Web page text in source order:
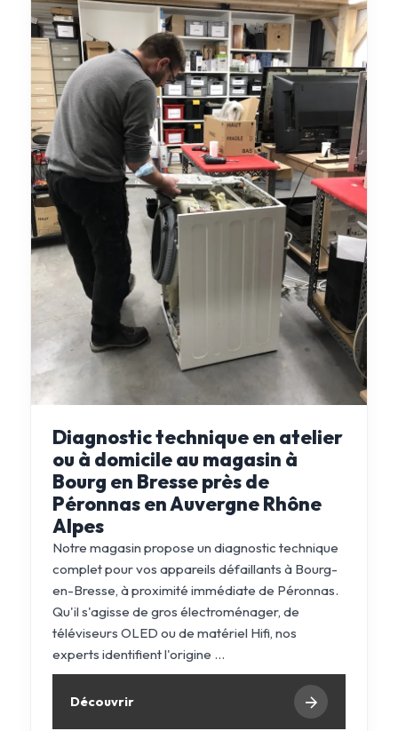
Diagnostic technique en atelier
ou à domicile au magasin à
Bourg en Bresse près de
Péronnas en Auvergne Rhône
Alpes
Notre magasin propose un diagnostic technique
complet pour vos appareils défaillants à Bourg-
en-Bresse, à proximité immédiate de Péronnas.
Qu'il s'agisse de gros électroménager, de
téléviseurs OLED ou de matériel Hifi, nos
experts identifient l'origine ...
Découvrir